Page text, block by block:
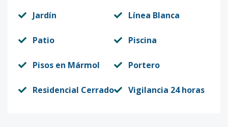
Jardín Línea Blanca
Patio Piscina
Pisos en Mármol Portero
Residencial Cerrado Vigilancia 24 horas